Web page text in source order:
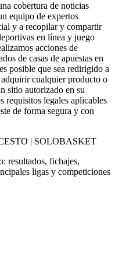
cobertura de noticias
equipo de expertos
y a recopilar y compartir
en línea y juego
acciones de
de casas de apuestas en
posible que sea redirigido a
cualquier producto o
sitio autorizado en su
requisitos legales aplicables
de forma segura y con
| SOLOBASKET
resultados, fichajes,
ligas y competiciones